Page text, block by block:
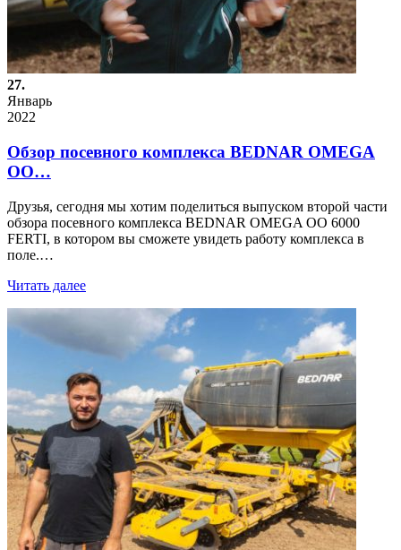
27.
Январь
2022
Обзор посевного комплекса BEDNAR OMEGA
OO…
Друзья, сегодня мы хотим поделиться выпуском второй части
обзора посевного комплекса BEDNAR OMEGA OO 6000
FERTI, в котором вы сможете увидеть работу комплекса в
поле.…
Читать далее